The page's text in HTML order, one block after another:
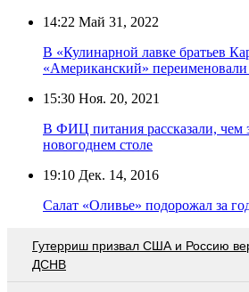
14:22 Май 31, 2022
В «Кулинарной лавке братьев
«Американский» переименовали
15:30 Ноя. 20, 2021
В ФИЦ питания рассказали, чем
новогоднем столе
19:10 Дек. 14, 2016
Салат «Оливье» подорожал за
Гутерриш призвал США и Россию
ДСНВ